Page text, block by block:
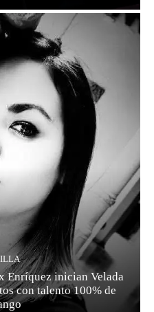
Enríquez inician Velada
con talento 100% de